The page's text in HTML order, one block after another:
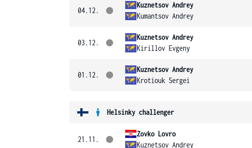
04.12.
Kuznetsov Andrey
Kumantsov Andrey
03.12.
Kuznetsov Andrey
Kirillov Evgeny
01.12.
Kuznetsov Andrey
Krotiouk Sergei
Helsinky challenger
21.11.
Zovko Lovro
Kuznetsov Andrey